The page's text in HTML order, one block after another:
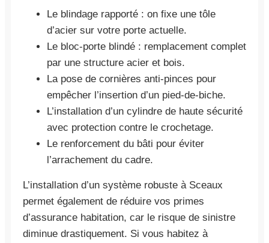
Le blindage rapporté : on fixe une tôle
d’acier sur votre porte actuelle.
Le bloc-porte blindé : remplacement complet
par une structure acier et bois.
La pose de cornières anti-pinces pour
empêcher l’insertion d’un pied-de-biche.
L’installation d’un cylindre de haute sécurité
avec protection contre le crochetage.
Le renforcement du bâti pour éviter
l’arrachement du cadre.
L’installation d’un système robuste à Sceaux
permet également de réduire vos primes
d’assurance habitation, car le risque de sinistre
diminue drastiquement. Si vous habitez à